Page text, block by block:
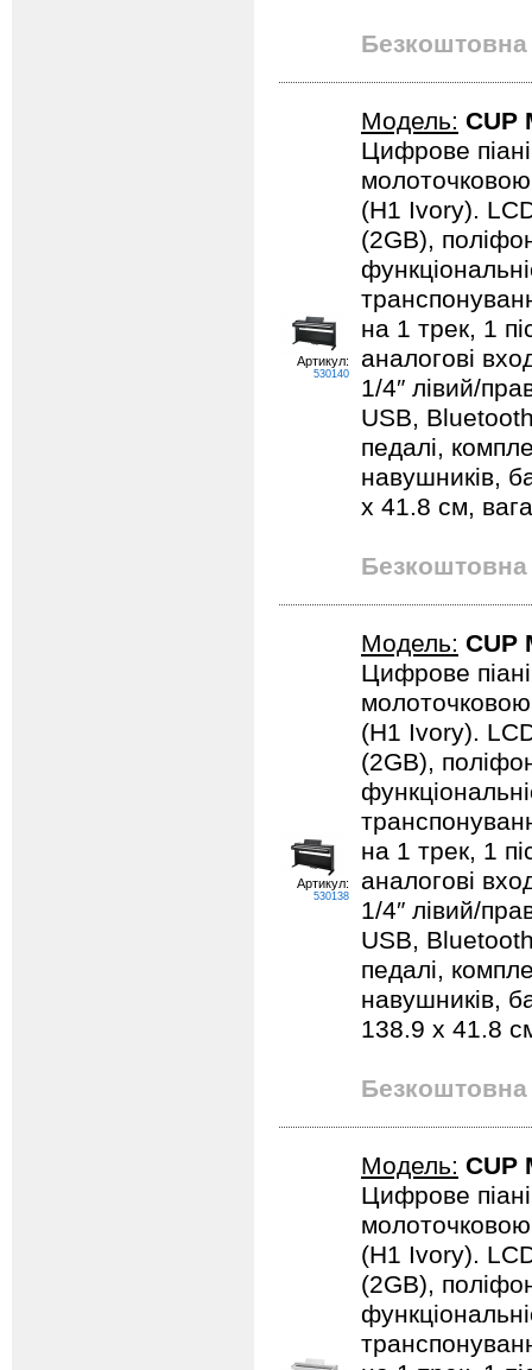
Безкоштовна
Артикул:
530140
Модель: CUP
Цифрове
молоточковою
(H1 Ivory).
(2GB),
на 1 трек, 1
аналогові
1/4″ лівий/
USB,
педалі,
навушників,
х 41.8 см,
Безкоштовна
Артикул:
530138
Модель: CUP
Цифрове
молоточковою
(H1 Ivory).
(2GB),
на 1 трек, 1
аналогові
1/4″ лівий/
USB,
педалі,
навушників,
138.9 х 41.8
Безкоштовна
Модель: CUP
Цифрове
молоточковою
(H1 Ivory).
(2GB),